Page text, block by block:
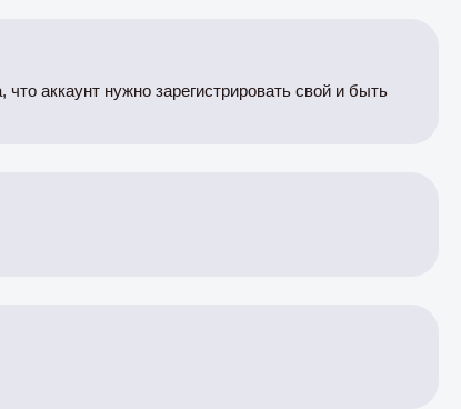
аккаунт нужно зарегистрировать свой и быть